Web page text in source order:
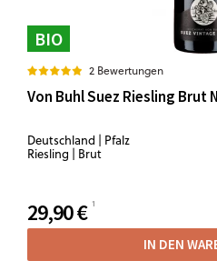
BIO
2 Bewertungen
Von Buhl Suez Riesling Brut
Deutschland | Pfalz
Riesling | Brut
29,90 €
IN DEN